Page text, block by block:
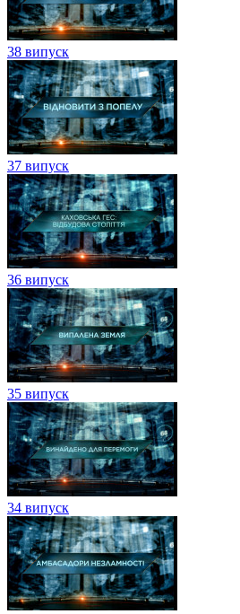
38 випуск
37 випуск
36 випуск
35 випуск
34 випуск